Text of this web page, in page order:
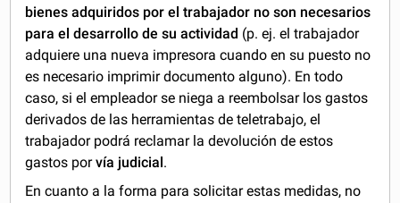
bienes adquiridos por el trabajador no son necesarios
para el desarrollo de su actividad (p. ej. el trabajador
adquiere una nueva impresora cuando en su puesto no
es necesario imprimir documento alguno). En todo
caso, si el empleador se niega a reembolsar los gastos
derivados de las herramientas de teletrabajo, el
trabajador podrá reclamar la devolución de estos
gastos porvía judicial.
En cuanto a la forma para solicitar estas medidas, no